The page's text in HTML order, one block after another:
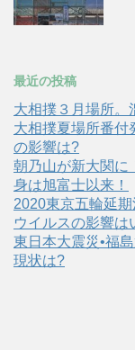
最近の投稿
大相撲３月場所。
大相撲夏場所番付
の影響は?
朝乃山が新大関に
身は旭富士以来！
2020東京五輪延
ウイルスの影響は
東日本大震災•福
現状は?